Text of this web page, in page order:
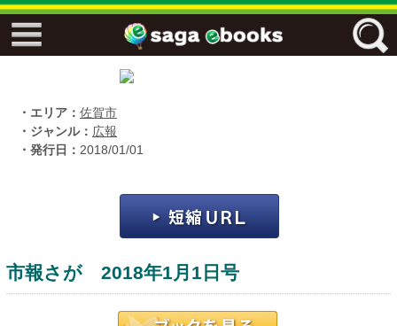
エリア
キーワード
・エリア： 佐賀市
・ジャンル： 広報
・発行日： 2018/01/01
市報さが 2018年1月1日号
↓↓ ebooks専用本棚 ↓↓